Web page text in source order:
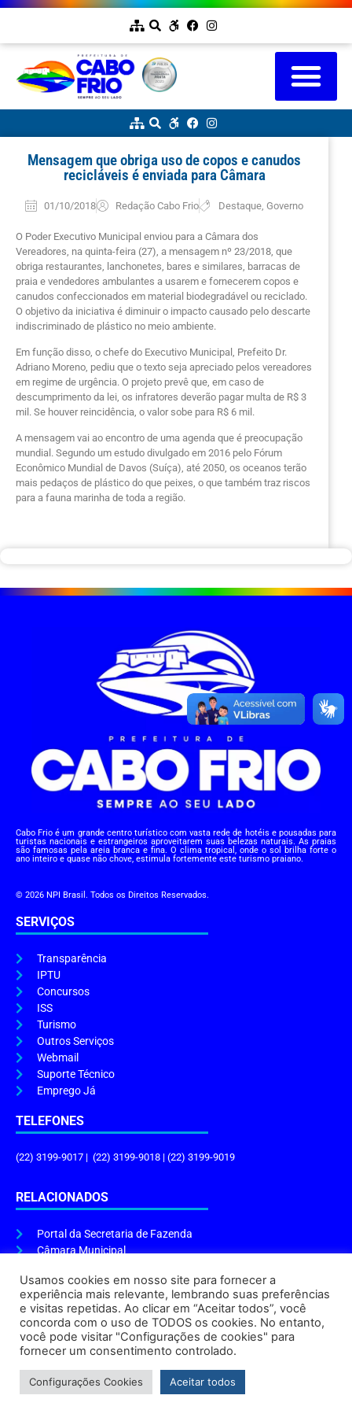
Mensagem que obriga uso de copos e canudos
recicláveis é enviada para Câmara
01/10/2018 Redação Cabo Frio Destaque, Governo
O Poder Executivo Municipal enviou para a Câmara dos
Vereadores, na quinta-feira (27), a mensagem nº 23/2018, que
obriga restaurantes, lanchonetes, bares e similares, barracas de
praia e vendedores ambulantes a usarem e fornecerem copos e
canudos confeccionados em material biodegradável ou reciclado.
O objetivo da iniciativa é diminuir o impacto causado pelo descarte
indiscriminado de plástico no meio ambiente.
Em função disso, o chefe do Executivo Municipal, Prefeito Dr.
Adriano Moreno, pediu que o texto seja apreciado pelos vereadores
em regime de urgência. O projeto prevê que, em caso de
descumprimento da lei, os infratores deverão pagar multa de R$ 3
mil. Se houver reincidência, o valor sobe para R$ 6 mil.
A mensagem vai ao encontro de uma agenda que é preocupação
mundial. Segundo um estudo divulgado em 2016 pelo Fórum
Econômico Mundial de Davos (Suíça), até 2050, os oceanos terão
mais pedaços de plástico do que peixes, o que também traz riscos
para a fauna marinha de toda a região.
Cabo Frio é um grande centro turístico com vasta rede de hotéis e pousadas para
turistas nacionais e estrangeiros aproveitarem suas belezas naturais. As praias
são famosas pela areia branca e fina. O clima tropical, onde o sol brilha forte o
ano inteiro e quase não chove, estimula fortemente este turismo praiano.
© 2026 NPI Brasil. Todos os Direitos Reservados.
SERVIÇOS
Transparência
IPTU
Concursos
ISS
Turismo
Outros Serviços
Webmail
Suporte Técnico
Emprego Já
TELEFONES
(22) 3199-9017 | (22) 3199-9018 | (22) 3199-9019
RELACIONADOS
Portal da Secretaria de Fazenda
Câmara Municipal
ENDEREÇO E HORÁRIO
Endereço:Praça Tiradentes, s/n – Centro, Cabo Frio – RJ, 28906-290
Atendimento do Protocolo Geral da Prefeitura:9h às 16h
Horário de Funcionamento:8h às 17h
Usamos cookies em nosso site para fornecer a
experiência mais relevante, lembrando suas preferências
e visitas repetidas. Ao clicar em “Aceitar todos”, você
concorda com o uso de TODOS os cookies. No entanto,
você pode visitar "Configurações de cookies" para
fornecer um consentimento controlado.
Configurações Cookies Aceitar todos